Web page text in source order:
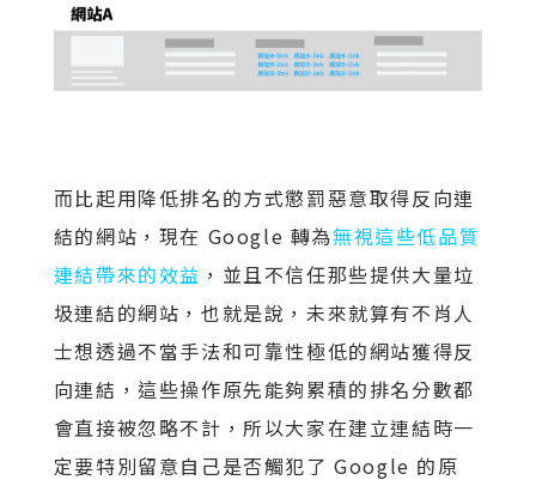
而比起用降低排名的方式懲罰惡意取得反向連
結的網站，現在 Google 轉為無視這些低品質
連結帶來的效益 ，並且不信任那些提供大量垃
圾連結的網站，也就是說，未來就算有不肖人
士想透過不當手法和可靠性極低的網站獲得反
向連結，這些操作原先能夠累積的排名分數都
會直接被忽略不計，所以大家在建立連結時一
定要特別留意自己是否觸犯了 Google 的原